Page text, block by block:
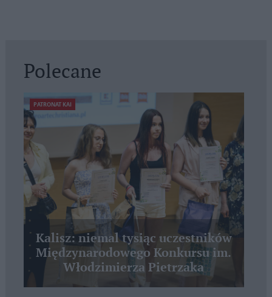
Polecane
PATRONAT KAI
Kalisz: niemal tysiąc uczestników
Międzynarodowego Konkursu im.
Włodzimierza Pietrzaka